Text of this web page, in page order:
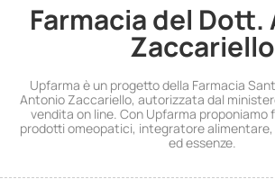
Farmacia del
Zaccariello
Upfarma è un progetto della Farmacia
Antonio Zaccariello, autorizzata dal
vendita on line. Con Upfarma proponiamo
prodotti omeopatici, integratore
ed essenze.